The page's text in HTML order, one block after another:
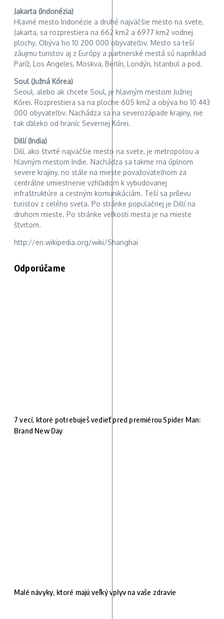
Jakarta (Indonézia)
Hlavné mesto Indonézie a druhé najväčšie mesto na svete,
Jakarta, sa rozprestiera na 662 km2 a 6977 km2 vodnej
plochy. Obýva ho 10 200 000 obyvateľov. Mesto sa teší
záujmu turistov aj z Európy a partnerské mestá sú napríklad
Paríž, Los Angeles, Moskva, Berlín, Londýn, Istanbul a pod.
Soul (Južná Kórea)
Seoul, alebo ak chcete Soul, je hlavným mestom Južnej
Kórei. Rozprestiera sa na ploche 605 km2 a obýva ho 10 443
000 obyvateľov. Nachádza sa na severozápade krajiny, nie
tak ďaleko od hraníc Severnej Kórei.
Dillí (India)
Dilí, ako štvrté najväčšie mesto na svete, je metropolou a
hlavným mestom Indie. Nachádza sa takme rna úplnom
severe krajiny, no stále na mieste považovateľnom za
centrálne umiestnenie vzhľadom k vybudovanej
infraštruktúre a cestným komunikáciám. Teší sa prílevu
turistov z celého sveta. Po stránke populačnej je Dillí na
druhom mieste. Po stránke veľkosti mesta je na mieste
štvrtom.
http://en.wikipedia.org/wiki/Shanghai
Odporúčame
7 vecí, ktoré potrebuješ vedieť pred premiérou Spider Man:
Brand New Day
Malé návyky, ktoré majú veľký vplyv na vaše zdravie